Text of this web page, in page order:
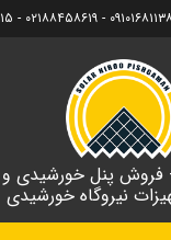
- فروش پنل خورشیدی و
نیروگاه خورشیدی